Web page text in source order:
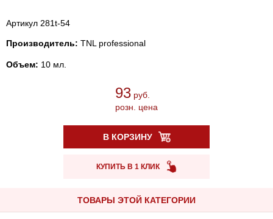
Артикул 281t-54
Производитель: TNL professional
Объем: 10 мл.
93 руб.
розн. цена
В КОРЗИНУ
КУПИТЬ В 1 КЛИК
ТОВАРЫ ЭТОЙ КАТЕГОРИИ